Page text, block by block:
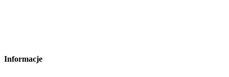
Informacje